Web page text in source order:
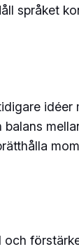
språket